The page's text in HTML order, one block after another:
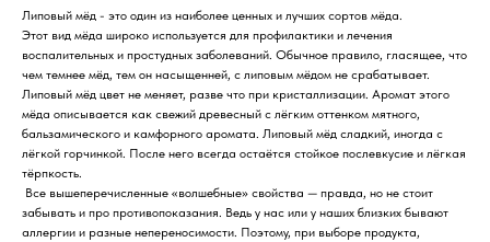
Липовый мёд - это один из наиболее ценных и лучших сортов мёда.
Этот вид мёда широко используется для профилактики и лечения
воспалительных и простудных заболеваний. Обычное правило, гласящее, что
чем темнее мёд, тем он насыщенней, с липовым мёдом не срабатывает.
Липовый мёд цвет не меняет, разве что при кристаллизации. Аромат этого
мёда описывается как свежий древесный с лёгким оттенком мятного,
бальзамического и камфорного аромата. Липовый мёд сладкий, иногда с
лёгкой горчинкой. После него всегда остаётся стойкое послевкусие и лёгкая
тёрпкость.
​ Все вышеперечисленные «волшебные» свойства​ —​ правда, но не стоит
забывать и про противопоказания. Ведь у нас или у наших близких​ бывают
аллергии и​ разные непереносимости.​ Поэтому, при выборе продукта,​